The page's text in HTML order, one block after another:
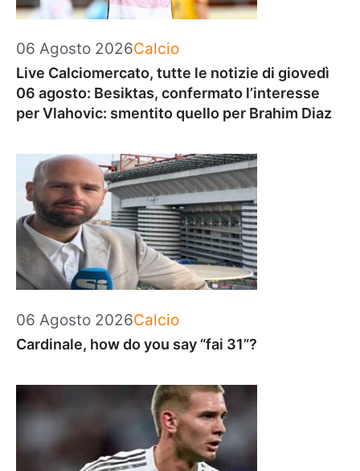
06 Agosto 2026Categorie
Calcio
Live Calciomercato, tutte le notizie di giovedì
06 agosto: Besiktas, confermato l’interesse
per Vlahovic: smentito quello per Brahim Diaz
06 Agosto 2026Categorie
Calcio
Cardinale, how do you say “fai 31”?